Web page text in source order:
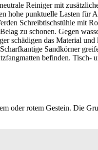
Reiniger mit
hohe punktuelle Lasten für
Schreibtischstühle mit
zu schonen. Gegen
schädigen das Material und
Sandkörner
befinden. Tisch-
oder rotem Gestein. Die